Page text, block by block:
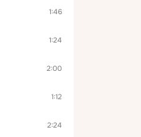
1:46
1:24
2:00
1:12
2:24